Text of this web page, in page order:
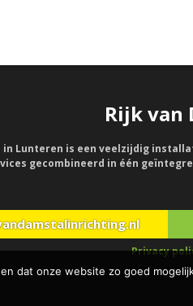
Rijk van
in Lunteren is een veelzijdig
gecombineerd in één
Privacy
dat onze website zo goed